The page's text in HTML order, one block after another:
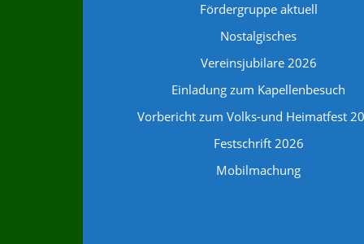
Fördergruppe aktuell
Nostalgisches
Vereinsjubilare 2026
Einladung zum Kapellenbesuch
Vorbericht zum Volks-und Heimatfest
Festschrift 2026
Mobilmachung